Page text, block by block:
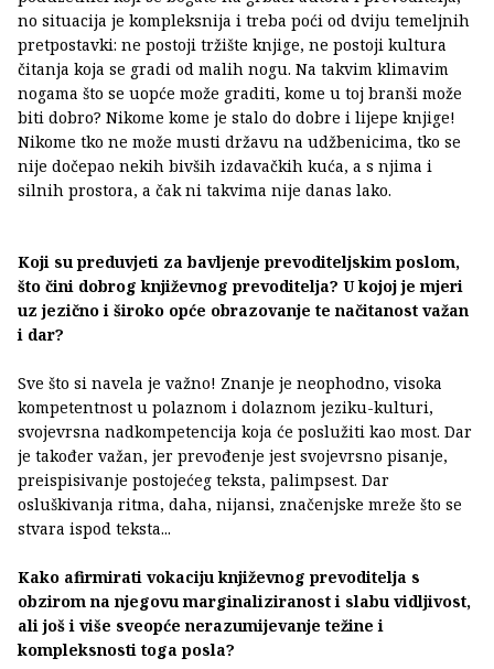
no situacija je kompleksnija i treba poći od dviju temeljnih
pretpostavki: ne postoji tržište knjige, ne postoji kultura
čitanja koja se gradi od malih nogu. Na takvim klimavim
nogama što se uopće može graditi, kome u toj branši može
biti dobro? Nikome kome je stalo do dobre i lijepe knjige!
Nikome tko ne može musti državu na udžbenicima, tko se
nije dočepao nekih bivših izdavačkih kuća, a s njima i
silnih prostora, a čak ni takvima nije danas lako.
Koji su preduvjeti za bavljenje prevoditeljskim poslom,
što čini dobrog književnog prevoditelja? U kojoj je mjeri
uz jezično i široko opće obrazovanje te načitanost važan
i dar?
Sve što si navela je važno! Znanje je neophodno, visoka
kompetentnost u polaznom i dolaznom jeziku-kulturi,
svojevrsna nadkompetencija koja će poslužiti kao most. Dar
je također važan, jer prevođenje jest svojevrsno pisanje,
preispisivanje postojećeg teksta, palimpsest. Dar
osluškivanja ritma, daha, nijansi, značenjske mreže što se
stvara ispod teksta...
Kako afirmirati vokaciju književnog prevoditelja s
obzirom na njegovu marginaliziranost i slabu vidljivost,
ali još i više sveopće nerazumijevanje težine i
kompleksnosti toga posla?